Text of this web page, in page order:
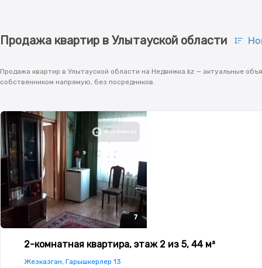
Продажа квартир в Улытауской области
Продажа квартир в Улытауской области на Недвижка.kz — актуальные
собственником напрямую, без посредников.
7
7
7
7
7
2-комнатная квартира, этаж 2 из 5, 44 м²
Жезказган, Гарышкерлер 13